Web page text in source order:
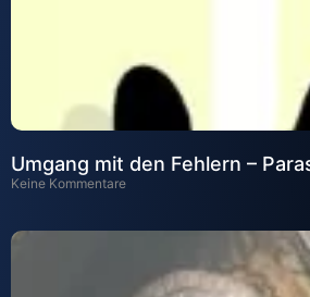
Umgang mit den Fehlern –
Keine Kommentare